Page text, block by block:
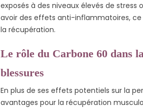
exposés à des niveaux élevés de
avoir des effets anti-inflammatoires,
la récupération.
Le rôle du Carbone 60 dans
blessures
En plus de ses effets potentiels sur la
avantages pour la récupération